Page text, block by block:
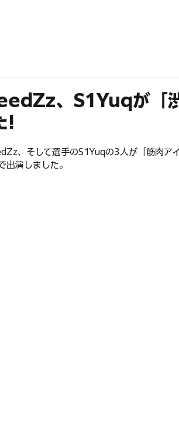
、S1Yuqが「
!
、そして選手のS1Yuqの3人が「筋肉ア
出演しました。